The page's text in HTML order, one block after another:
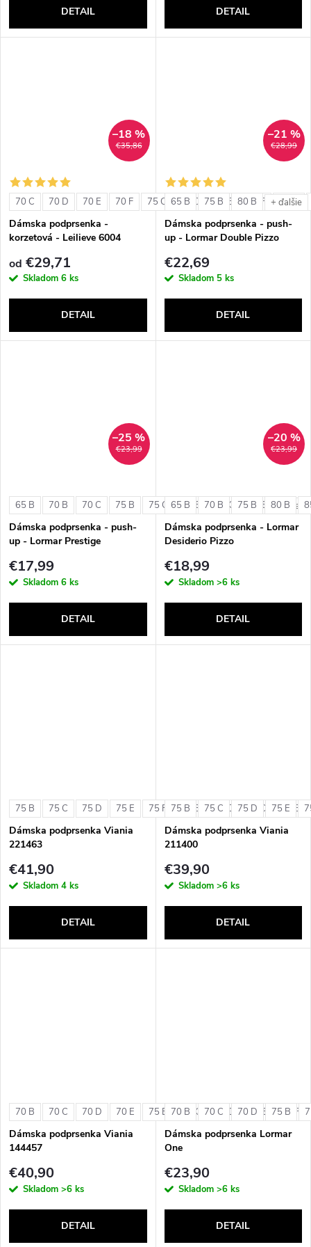
DETAIL DETAIL
€35,86
–18 %
70 C 70 D 70 E 70 F 75 C 75 D 75 E 75 F 80 C
Dámska podprsenka -
korzetová - Leilieve 6004
od €29,71
Skladom 6 ks
DETAIL
€28,99
–21 %
65 B 75 B 80 B + ďalšie
Dámska podprsenka - push-
up - Lormar Double Pizzo
€22,69
Skladom 5 ks
DETAIL
€23,99
–25 %
65 B 70 B 70 C 75 B 75 C 80 B 80 C 85 B +
Dámska podprsenka - push-
up - Lormar Prestige
€17,99
Skladom 6 ks
DETAIL
€23,99
–20 %
65 B 70 B 75 B 80 B
Dámska podprsenka - Lormar
Desiderio Pizzo
€18,99
Skladom >6 ks
DETAIL
75 B 75 C 75 D 75 E 75 F 80 B 80 C 80 D 80 E
Dámska podprsenka Viania
221463
€41,90
Skladom 4 ks
DETAIL
75 B 75 C 75 D 75 E
Dámska podprsenka Viania
211400
€39,90
Skladom >6 ks
DETAIL
70 B 70 C 70 D 70 E 75 B 75 C 75 D 75 E 75 F
Dámska podprsenka Viania
144457
€40,90
Skladom >6 ks
DETAIL
70 B 70 C 70 D 75 B
Dámska podprsenka Lormar
One
€23,90
Skladom >6 ks
DETAIL